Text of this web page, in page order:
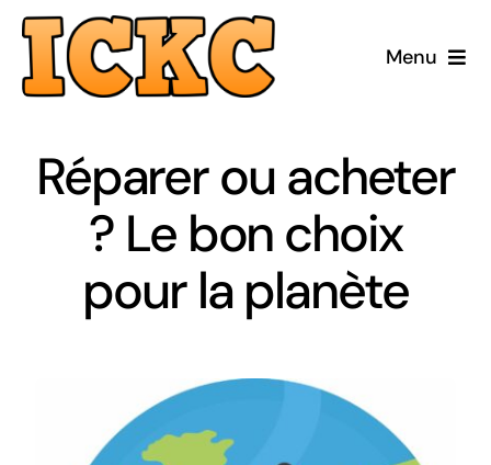
Passer
contenu
Menu
Réparer
Acheter Reconditionné
Acheter Neuf
ICKC
Blog
Réparer ou acheter
? Le bon choix
pour la planète